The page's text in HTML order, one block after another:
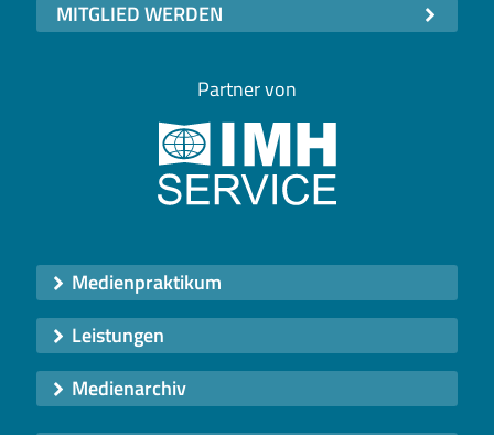
MITGLIED WERDEN
Partner von
Medienpraktikum
Leistungen
Medienarchiv